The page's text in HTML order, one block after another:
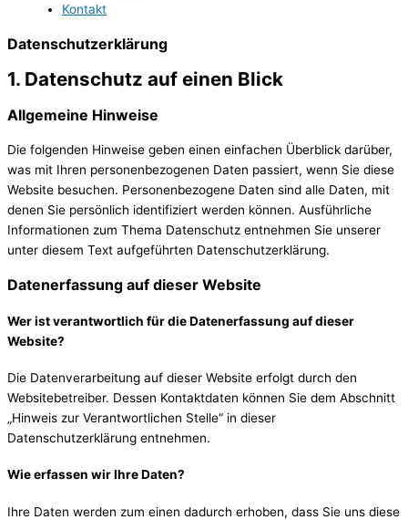
Kontakt
Datenschutz­erklärung
1. Datenschutz auf einen Blick
Allgemeine Hinweise
Die folgenden Hinweise geben einen einfachen Überblick darüber,
was mit Ihren personenbezogenen Daten passiert, wenn Sie diese
Website besuchen. Personenbezogene Daten sind alle Daten, mit
denen Sie persönlich identifiziert werden können. Ausführliche
Informationen zum Thema Datenschutz entnehmen Sie unserer
unter diesem Text aufgeführten Datenschutzerklärung.
Datenerfassung auf dieser Website
Wer ist verantwortlich für die Datenerfassung auf dieser
Website?
Die Datenverarbeitung auf dieser Website erfolgt durch den
Websitebetreiber. Dessen Kontaktdaten können Sie dem Abschnitt
„Hinweis zur Verantwortlichen Stelle“ in dieser
Datenschutzerklärung entnehmen.
Wie erfassen wir Ihre Daten?
Ihre Daten werden zum einen dadurch erhoben, dass Sie uns diese